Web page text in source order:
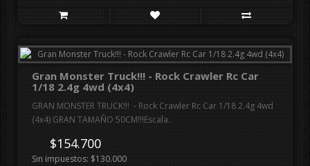
Gran Monster Truck!!! - Rock Crawler Rc Car
1/18 2.4g 4wd (4x4)
GRAN MONSTER TRUCK!!! - Rock Crawler Rc Car 1/18 2.4g 4wd
(4x4) GRAN TAMAÑO 50CM!!!Escala..
$154.700
Sin impuestos: $130.000